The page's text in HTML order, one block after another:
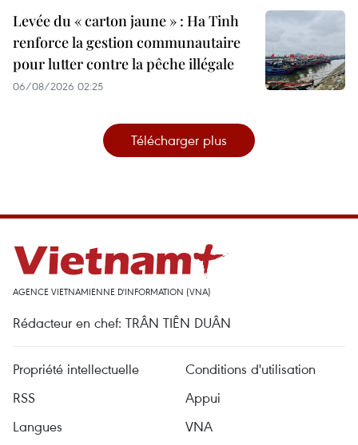
Levée du « carton jaune » : Ha Tinh
renforce la gestion communautaire
pour lutter contre la pêche illégale
06/08/2026 02:25
Télécharger plus
AGENCE VIETNAMIENNE D'INFORMATION (VNA)
Rédacteur en chef: TRÂN TIÊN DUÂN
Propriété intellectuelle
Conditions d'utilisation
RSS
Appui
Langues
VNA